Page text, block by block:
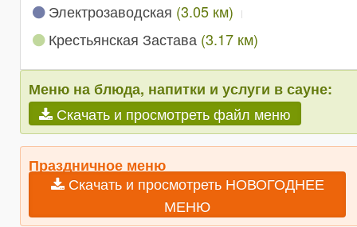
Электрозаводская (3.05 км)
Крестьянская Застава (3.17 км)
Меню на блюда, напитки и услуги в сауне:
Скачать и просмотреть файл меню
Праздничное меню
Скачать и просмотреть НОВОГОДНЕЕ
МЕНЮ